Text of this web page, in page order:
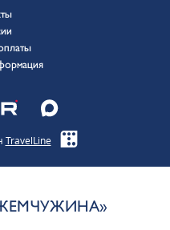
TravelLine